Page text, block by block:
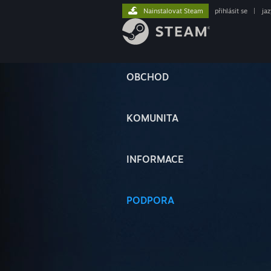
OBCHOD
KOMUNITA
INFORMACE
PODPORA
Nainstalovat Steam přihlásit se